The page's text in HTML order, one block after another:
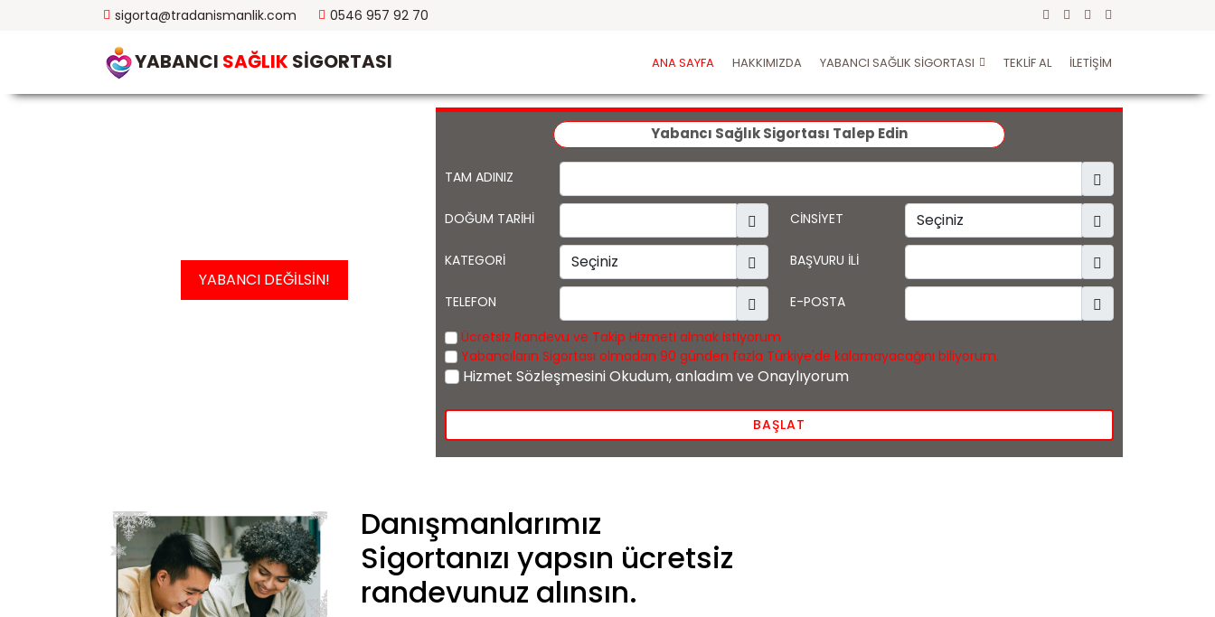
sigorta@tradanismanlik.com 0546 957 92 70
YABANCI SAĞLIKSİGORTASI ANA SAYFA HAKKIMIZDA YABANCI SAĞLIK SİGORTASI TEKLİF AL İLETİŞİM
YABANCI DEĞİLSİN!
Yabancı Sağlık Sigortası Talep Edin
TAM ADINIZ
DOĞUM TARİHİ CİNSİYET
KATEGORİ BAŞVURU İLİ
TELEFON
E-POSTA
Ücretsiz Randevu ve Takip Hizmeti almak istiyorum
Yabancıların Sigortası olmadan 90 günden fazla Türkiye'de kalamayacağını biliyorum.
Hizmet Sözleşmesini Okudum, anladım ve Onaylıyorum
BAŞLAT
Danışmanlarımız
Sigortanızı yapsın ücretsiz
randevunuz alınsın.